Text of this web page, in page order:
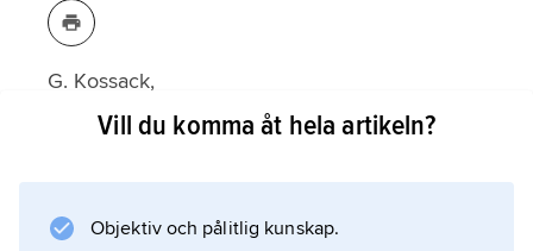
G. Kossack,
Südbayern während der Hallstattzeit
Vill du komma åt hela artikeln?
Objektiv och pålitlig kunskap.